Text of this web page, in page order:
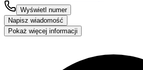
Wyświetl numer
Napisz wiadomość
Pokaż więcej informacji